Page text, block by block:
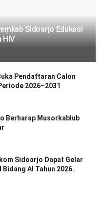
Sidoarjo Edukasi
HIV
Pendaftaran Calon
2026–2031
Berharap Musorkablub
Sidoarjo Dapat Gelar
AI Tahun 2026.